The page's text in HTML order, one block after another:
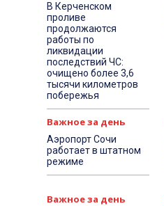
В Керченском
проливе
продолжаются
работы по
ликвидации
последствий ЧС:
очищено более 3,6
тысячи километров
побережья
Важное за день
Аэропорт Сочи
работает в штатном
режиме
Важное за день